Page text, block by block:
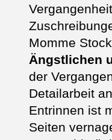
Momme
Ängstlichen
der
Detailarbeit
Entrinnen ist
Seiten